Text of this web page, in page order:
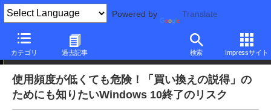
Powered by Translate
カテゴリ 過去記事 検索 Impressサイト
本日のできるネット
使用頻度が低くても危険！「買い換えの説得」の
ためにも知りたいWindows 10終了のリスク